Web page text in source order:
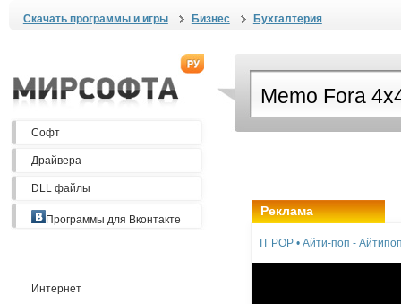
Скачать программы и игры Бизнес Бухгалтерия
Софт
Драйвера
DLL файлы
Программы для Вконтакте
Интернет
Реклама
IT POP • Айти-поп -